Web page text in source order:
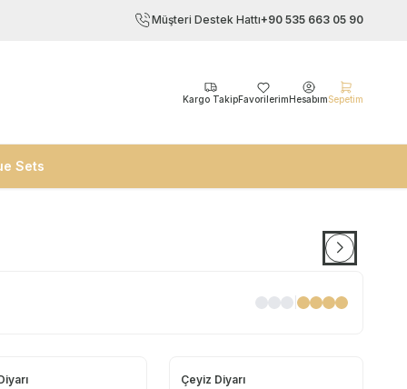
Müşteri Destek Hattı+90 535 663 05 90
Kargo TakipFavorilerim HesabımSepetim
Sets
Yeni
Çeyiz Diyarı